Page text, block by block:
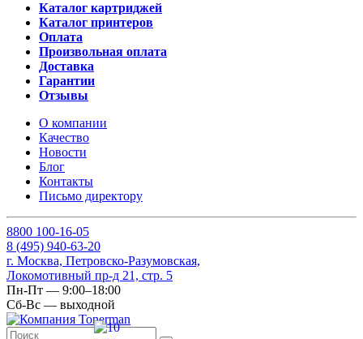
Каталог картриджей
Каталог принтеров
Оплата
Произвольная оплата
Доставка
Гарантии
Отзывы
О компании
Качество
Новости
Блог
Контакты
Письмо директору
8800 100-16-05
8 (495) 940-63-20
г. Москва, Петровско-Разумовская,
Локомотивный пр-д 21, стр. 5
Пн-Пт — 9:00–18:00
Сб-Вс — выходной